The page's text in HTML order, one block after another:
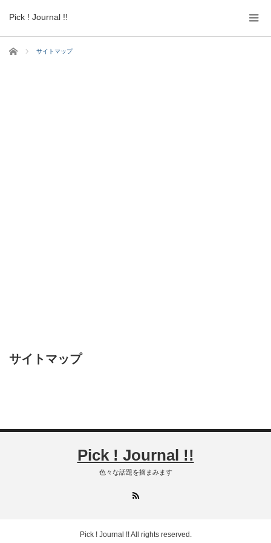
Pick ! Journal !!
ホーム サイトマップ
サイトマップ
Pick ! Journal !!
色々な話題を摘まみます
Pick ! Journal !!All rights reserved.